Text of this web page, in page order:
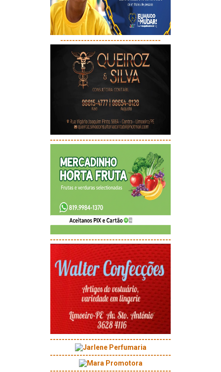
----------------------------------
-----------------------------------------
-----------------------------------------
-----------------------------------------
-----------------------------------------